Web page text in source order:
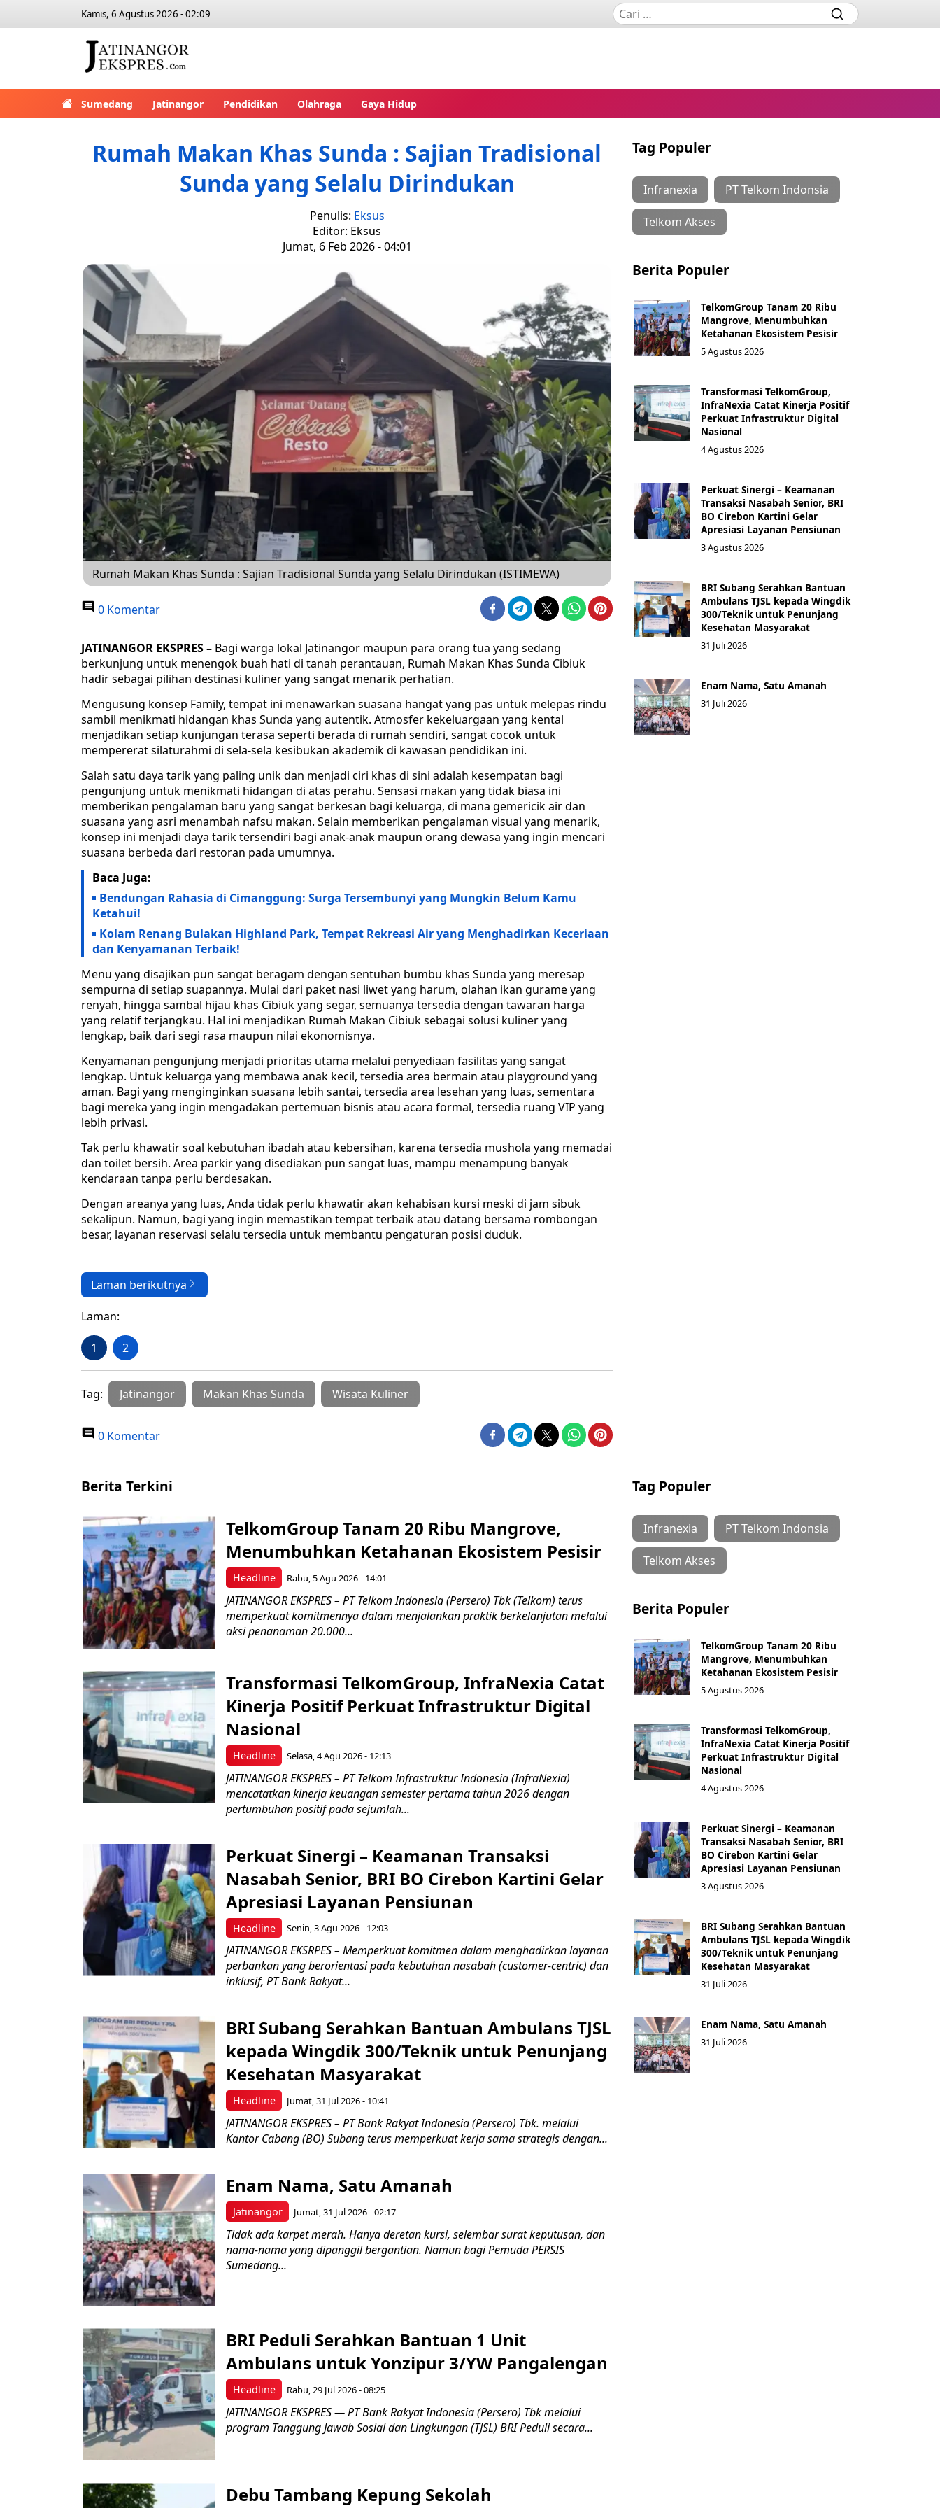
Kamis, 6 Agustus 2026 - 02:09
Sumedang Jatinangor Pendidikan Olahraga Gaya Hidup
Rumah Makan Khas Sunda : Sajian Tradisional
Sunda yang Selalu Dirindukan
Penulis: Eksus
Editor: Eksus
Jumat, 6 Feb 2026 - 04:01
Rumah Makan Khas Sunda : Sajian Tradisional Sunda yang Selalu Dirindukan (ISTIMEWA)
0 Komentar
JATINANGOR EKSPRES – Bagi warga lokal Jatinangor maupun para orang tua yang sedang
berkunjung untuk menengok buah hati di tanah perantauan, Rumah Makan Khas Sunda Cibiuk
hadir sebagai pilihan destinasi kuliner yang sangat menarik perhatian.
Mengusung konsep Family, tempat ini menawarkan suasana hangat yang pas untuk melepas rindu
sambil menikmati hidangan khas Sunda yang autentik. Atmosfer kekeluargaan yang kental
menjadikan setiap kunjungan terasa seperti berada di rumah sendiri, sangat cocok untuk
mempererat silaturahmi di sela-sela kesibukan akademik di kawasan pendidikan ini.
Salah satu daya tarik yang paling unik dan menjadi ciri khas di sini adalah kesempatan bagi
pengunjung untuk menikmati hidangan di atas perahu. Sensasi makan yang tidak biasa ini
memberikan pengalaman baru yang sangat berkesan bagi keluarga, di mana gemericik air dan
suasana yang asri menambah nafsu makan. Selain memberikan pengalaman visual yang menarik,
konsep ini menjadi daya tarik tersendiri bagi anak-anak maupun orang dewasa yang ingin mencari
suasana berbeda dari restoran pada umumnya.
Baca Juga:
Bendungan Rahasia di Cimanggung: Surga Tersembunyi yang Mungkin Belum Kamu
Ketahui!
Kolam Renang Bulakan Highland Park, Tempat Rekreasi Air yang Menghadirkan Keceriaan
dan Kenyamanan Terbaik!
Menu yang disajikan pun sangat beragam dengan sentuhan bumbu khas Sunda yang meresap
sempurna di setiap suapannya. Mulai dari paket nasi liwet yang harum, olahan ikan gurame yang
renyah, hingga sambal hijau khas Cibiuk yang segar, semuanya tersedia dengan tawaran harga
yang relatif terjangkau. Hal ini menjadikan Rumah Makan Cibiuk sebagai solusi kuliner yang
lengkap, baik dari segi rasa maupun nilai ekonomisnya.
Kenyamanan pengunjung menjadi prioritas utama melalui penyediaan fasilitas yang sangat
lengkap. Untuk keluarga yang membawa anak kecil, tersedia area bermain atau playground yang
aman. Bagi yang menginginkan suasana lebih santai, tersedia area lesehan yang luas, sementara
bagi mereka yang ingin mengadakan pertemuan bisnis atau acara formal, tersedia ruang VIP yang
lebih privasi.
Tak perlu khawatir soal kebutuhan ibadah atau kebersihan, karena tersedia mushola yang memadai
dan toilet bersih. Area parkir yang disediakan pun sangat luas, mampu menampung banyak
kendaraan tanpa perlu berdesakan.
Dengan areanya yang luas, Anda tidak perlu khawatir akan kehabisan kursi meski di jam sibuk
sekalipun. Namun, bagi yang ingin memastikan tempat terbaik atau datang bersama rombongan
besar, layanan reservasi selalu tersedia untuk membantu pengaturan posisi duduk.
Laman berikutnya
Laman:
1 2
Tag: Jatinangor Makan Khas Sunda Wisata Kuliner
0 Komentar
Tag Populer
Infranexia PT Telkom Indonsia
Telkom Akses
Berita Populer
TelkomGroup Tanam 20 Ribu
Mangrove, Menumbuhkan
Ketahanan Ekosistem Pesisir
5 Agustus 2026
Transformasi TelkomGroup,
InfraNexia Catat Kinerja Positif
Perkuat Infrastruktur Digital
Nasional
4 Agustus 2026
Perkuat Sinergi – Keamanan
Transaksi Nasabah Senior, BRI
BO Cirebon Kartini Gelar
Apresiasi Layanan Pensiunan
3 Agustus 2026
BRI Subang Serahkan Bantuan
Ambulans TJSL kepada Wingdik
300/Teknik untuk Penunjang
Kesehatan Masyarakat ​
31 Juli 2026
Enam Nama, Satu Amanah
31 Juli 2026
Berita Terkini
Headline
TelkomGroup Tanam 20 Ribu Mangrove,
Menumbuhkan Ketahanan Ekosistem Pesisir
Rabu, 5 Agu 2026 - 14:01
JATINANGOR EKSPRES – PT Telkom Indonesia (Persero) Tbk (Telkom) terus
memperkuat komitmennya dalam menjalankan praktik berkelanjutan melalui
aksi penanaman 20.000...
Headline
Transformasi TelkomGroup, InfraNexia Catat
Kinerja Positif Perkuat Infrastruktur Digital
Nasional
Selasa, 4 Agu 2026 - 12:13
JATINANGOR EKSPRES – PT Telkom Infrastruktur Indonesia (InfraNexia)
mencatatkan kinerja keuangan semester pertama tahun 2026 dengan
pertumbuhan positif pada sejumlah...
Headline
Perkuat Sinergi – Keamanan Transaksi
Nasabah Senior, BRI BO Cirebon Kartini Gelar
Apresiasi Layanan Pensiunan
Senin, 3 Agu 2026 - 12:03
JATINANGOR EKSRPES – Memperkuat komitmen dalam menghadirkan layanan
perbankan yang berorientasi pada kebutuhan nasabah (customer-centric) dan
inklusif, PT Bank Rakyat...
Headline
BRI Subang Serahkan Bantuan Ambulans TJSL
kepada Wingdik 300/Teknik untuk Penunjang
Kesehatan Masyarakat ​
Jumat, 31 Jul 2026 - 10:41
JATINANGOR EKSPRES – PT Bank Rakyat Indonesia (Persero) Tbk. melalui
Kantor Cabang (BO) Subang terus memperkuat kerja sama strategis dengan...
Jatinangor
Enam Nama, Satu Amanah
Jumat, 31 Jul 2026 - 02:17
Tidak ada karpet merah. Hanya deretan kursi, selembar surat keputusan, dan
nama-nama yang dipanggil bergantian. Namun bagi Pemuda PERSIS
Sumedang...
Headline
BRI Peduli Serahkan Bantuan 1 Unit
Ambulans untuk Yonzipur 3/YW Pangalengan
Rabu, 29 Jul 2026 - 08:25
JATINANGOR EKSPRES — PT Bank Rakyat Indonesia (Persero) Tbk melalui
program Tanggung Jawab Sosial dan Lingkungan (TJSL) BRI Peduli secara...
Debu Tambang Kepung Sekolah
Tag Populer
Infranexia PT Telkom Indonsia
Telkom Akses
Berita Populer
TelkomGroup Tanam 20 Ribu
Mangrove, Menumbuhkan
Ketahanan Ekosistem Pesisir
5 Agustus 2026
Transformasi TelkomGroup,
InfraNexia Catat Kinerja Positif
Perkuat Infrastruktur Digital
Nasional
4 Agustus 2026
Perkuat Sinergi – Keamanan
Transaksi Nasabah Senior, BRI
BO Cirebon Kartini Gelar
Apresiasi Layanan Pensiunan
3 Agustus 2026
BRI Subang Serahkan Bantuan
Ambulans TJSL kepada Wingdik
300/Teknik untuk Penunjang
Kesehatan Masyarakat ​
31 Juli 2026
Enam Nama, Satu Amanah
31 Juli 2026